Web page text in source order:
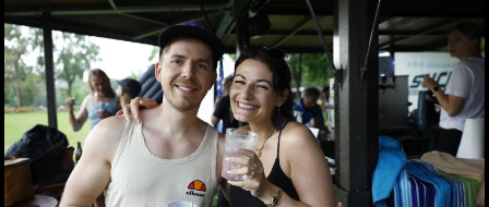
Fun while it lasted -
Augartenfest 2026 fiel ins
Wasser
20.06.2026
Sommercocktail der
Immobilienwirtschaft
2026
19.06.2026
Das vierte Grazer
Marktfest am Lendplatz